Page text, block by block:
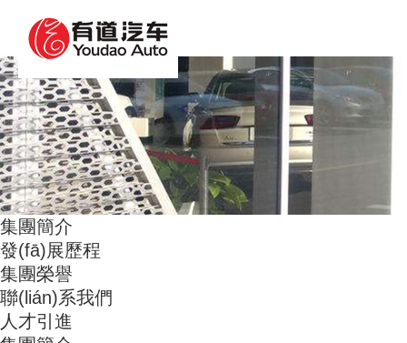
集團簡介
發(fā)展歷程
集團榮譽
聯(lián)系我們
人才引進